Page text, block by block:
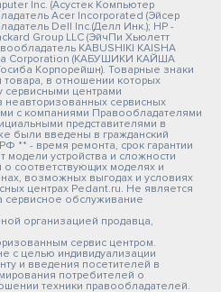
Inc. (Асустек Компьютер
Acer Incorporated (Эйсер
Dell Inc.(Делл Инк.); HP -
Group LLC (ЭйчПи Хьюлетт
KABUSHIKI KAISHA
Corporation (КАБУШИКИ КАЙША
Корпорейшн). Товарные знаки
товара, в отношении которых
сервисными центрами
неавторизованных сервисных
с компаниями Правообладателями
представителями в
были введены в гражданский
** - время ремонта, срок гарантии
модели устройства и сложности
соответствующих моделях и
возможных выгодах и условиях
центрах Pedant.ru. Не является
обслуживание
организацией продавца,
сервис центром.
с целью индивидуализации
и введения посетителей в
потребителей о
техники правообладателей.